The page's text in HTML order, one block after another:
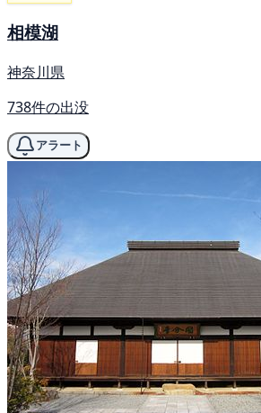
相模湖
神奈川県
738件の出没
アラート